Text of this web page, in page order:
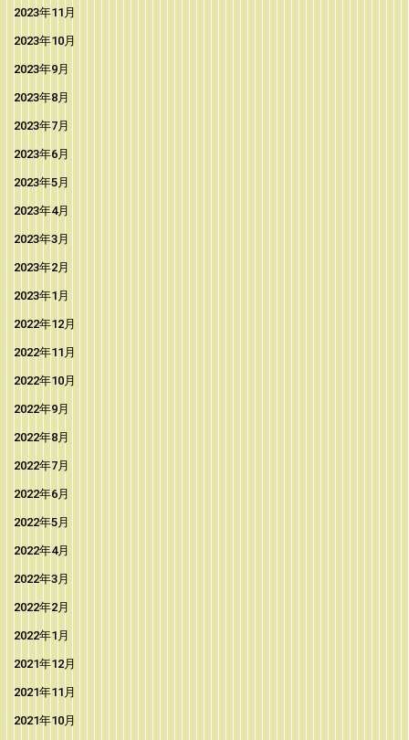
2023年11月
2023年10月
2023年9月
2023年8月
2023年7月
2023年6月
2023年5月
2023年4月
2023年3月
2023年2月
2023年1月
2022年12月
2022年11月
2022年10月
2022年9月
2022年8月
2022年7月
2022年6月
2022年5月
2022年4月
2022年3月
2022年2月
2022年1月
2021年12月
2021年11月
2021年10月